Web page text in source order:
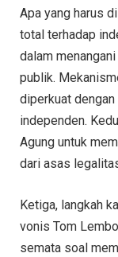
Apa yang harus
total terhadap
dalam
publik.
diperkuat
independen.
Agung untuk
dari asas
Ketiga, langkah
vonis Tom
semata soal